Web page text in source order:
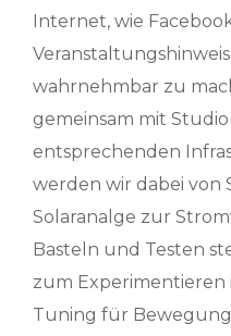
Internet, wie
wahrnehmbar zu
gemeinsam mit
entsprechenden
werden wir dabei von
Solaranalge zur
Basteln und Testen
zum Experimentieren
Tuning für